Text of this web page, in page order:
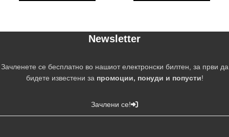
Newsletter
Зачленете се бесплатно во нашиот електронски билтен, за први да
бидете известени за промоции, понуди и попусти!
Зачлени се!